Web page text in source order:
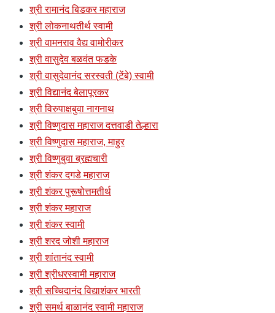
श्री रामानंद बिडकर महाराज
श्री लोकनाथतीर्थ स्वामी
श्री वामनराव वैद्य वामोरीकर
श्री वासुदेव बळवंत फडके
श्री वासुदेवानंद सरस्वती (टेंबे) स्वामी
श्री विद्यानंद बेलापूरकर
श्री विरुपाक्षबुवा नागनाथ
श्री विष्णुदास महाराज दत्तवाडी तेल्हारा
श्री विष्णुदास महाराज, माहुर
श्री विष्णुबुवा ब्रह्मचारी
श्री शंकर दगडे महाराज
श्री शंकर पुरूषोत्तमतीर्थ
श्री शंकर महाराज
श्री शंकर स्वामी
श्री शरद जोशी महाराज
श्री शांतानंद स्वामी
श्री श्रीधरस्वामी महाराज
श्री सच्चिदानंद विद्याशंकर भारती
श्री समर्थ बाळानंद स्वामी महाराज